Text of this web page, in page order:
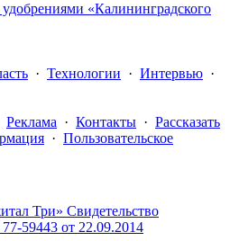
«Калининградского
· Технологии · Интервью ·
Реклама · Контакты · Рассказать
· Пользовательское
Три» Свидетельство
59443 от 22.09.2014